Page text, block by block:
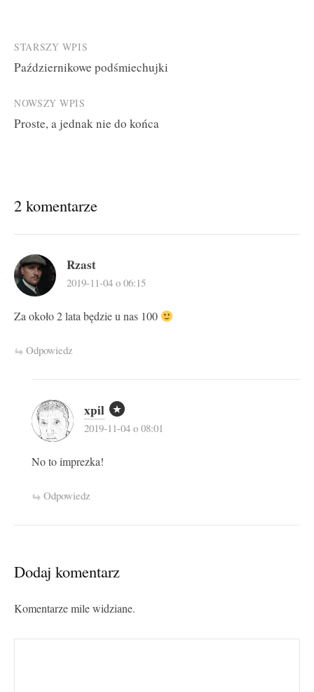
Post
navigation
STARSZY WPIS
Październikowe podśmiechujki
NOWSZY WPIS
Proste, a jednak nie do końca
2 komentarze
Rzast
2019-11-04 o 06:15
Za około 2 lata będzie u nas 100
Odpowiedz
xpil
2019-11-04 o 08:01
No to imprezka!
Odpowiedz
Dodaj komentarz
Komentarze mile widziane.